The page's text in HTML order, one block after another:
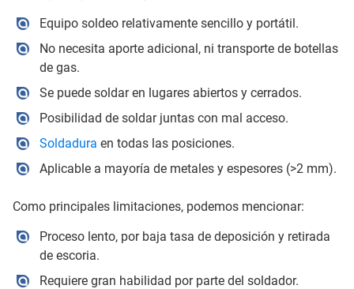
Equipo soldeo relativamente sencillo y portátil.
No necesita aporte adicional, ni transporte de botellas
de gas.
Se puede soldar en lugares abiertos y cerrados.
Posibilidad de soldar juntas con mal acceso.
Soldadura en todas las posiciones.
Aplicable a mayoría de metales y espesores (>2 mm).
Como principales limitaciones, podemos mencionar:
Proceso lento, por baja tasa de deposición y retirada
de escoria.
Requiere gran habilidad por parte del soldador.